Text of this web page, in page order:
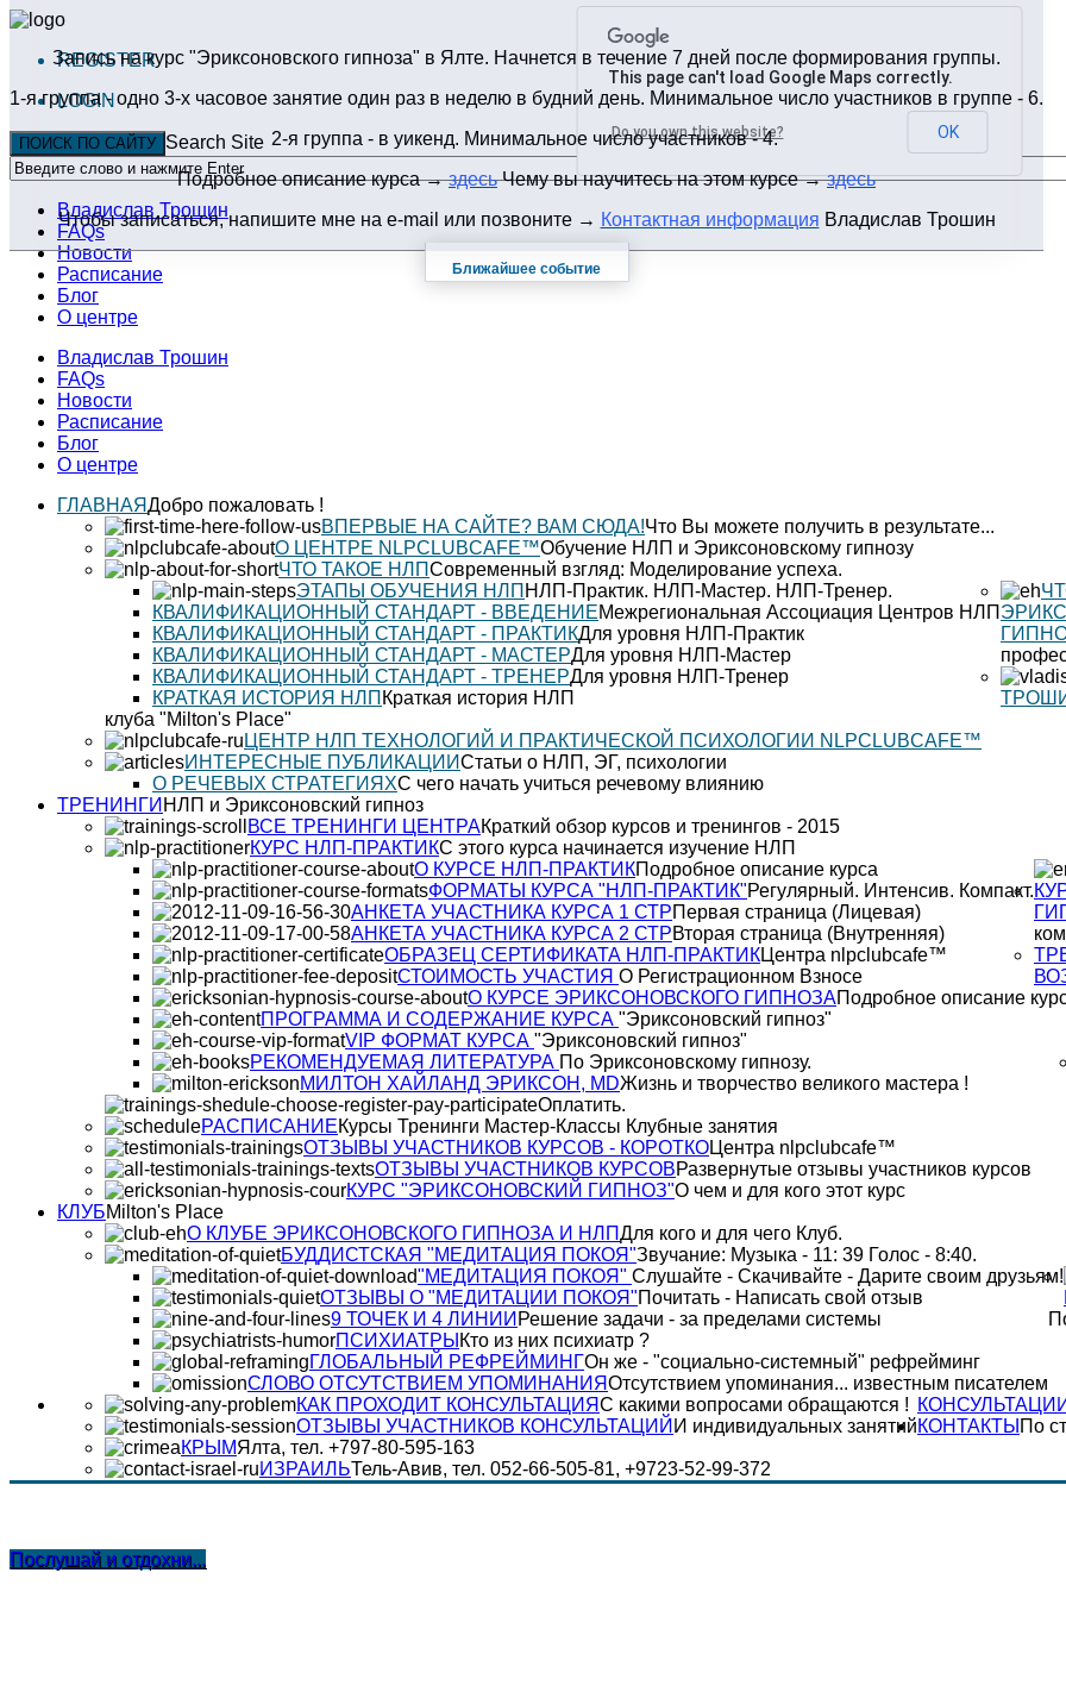
Запись на курс "Эриксоновского гипноза" в Ялте. Начнется в течение 7 дней после формирования группы.
1-я группа - одно 3-х часовое занятие один раз в неделю в будний день. Минимальное число участников в группе - 6.
2-я группа - в уикенд. Минимальное число участников - 4.
Подробное описание курса →здесь Чему вы научитесь на этом курсе →здесь
Чтобы записаться, напишите мне на e-mail или позвоните → Контактная информация Владислав Трошин
Ближайшее событие
REGISTER
LOGIN
ПОИСК ПО САЙТУ Search Site
Владислав Трошин
FAQs
Новости
Расписание
Блог
О центре
Владислав Трошин
FAQs
Новости
Расписание
Блог
О центре
ГЛАВНАЯДобро пожаловать !
ВПЕРВЫЕ НА САЙТЕ? ВАМ СЮДА!Что Вы можете получить в результате...
О ЦЕНТРЕ NLPCLUBCAFE™Обучение НЛП и Эриксоновскому гипнозу
ЧТО ТАКОЕ НЛПСовременный взгляд: Моделирование успеха.
ЭТАПЫ ОБУЧЕНИЯ НЛП НЛП-Практик. НЛП-Мастер. НЛП-Тренер.
КВАЛИФИКАЦИОННЫЙ СТАНДАРТ - ВВЕДЕНИЕМежрегиональная Ассоциация Центров НЛП
КВАЛИФИКАЦИОННЫЙ СТАНДАРТ - ПРАКТИКДля уровня НЛП-Практик
КВАЛИФИКАЦИОННЫЙ СТАНДАРТ - МАСТЕРДля уровня НЛП-Мастер
КВАЛИФИКАЦИОННЫЙ СТАНДАРТ - ТРЕНЕРДля уровня НЛП-Тренер
КРАТКАЯ ИСТОРИЯ НЛП Краткая история НЛП
клуба "Milton's Place"
ЦЕНТР НЛП ТЕХНОЛОГИЙ И ПРАКТИЧЕСКОЙ ПСИХОЛОГИИ NLPCLUBCAFE™
ИНТЕРЕСНЫЕ ПУБЛИКАЦИИСтатьи о НЛП, ЭГ, психологии
О РЕЧЕВЫХ СТРАТЕГИЯХС чего начать учиться речевому влиянию
ТРЕНИНГИ НЛП и Эриксоновский гипноз
ВСЕ ТРЕНИНГИ ЦЕНТРАКраткий обзор курсов и тренингов - 2015
КУРС НЛП-ПРАКТИКС этого курса начинается изучение НЛП
О КУРСЕ НЛП-ПРАКТИКПодробное описание курса
ФОРМАТЫ КУРСА "НЛП-ПРАКТИК"Регулярный. Интенсив. Компакт.
АНКЕТА УЧАСТНИКА КУРСА 1 СТРПервая страница (Лицевая)
АНКЕТА УЧАСТНИКА КУРСА 2 СТРВторая страница (Внутренняя)
ОБРАЗЕЦ СЕРТИФИКАТА НЛП-ПРАКТИКЦентра nlpclubcafe™
СТОИМОСТЬ УЧАСТИЯ О Регистрационном Взносе
О КУРСЕ ЭРИКСОНОВСКОГО ГИПНОЗАПодробное описание
ПРОГРАММА И СОДЕРЖАНИЕ КУРСА "Эриксоновский гипноз"
VIP ФОРМАТ КУРСА "Эриксоновский гипноз"
РЕКОМЕНДУЕМАЯ ЛИТЕРАТУРА По Эриксоновскому гипнозу.
МИЛТОН ХАЙЛАНД ЭРИКСОН, MDЖизнь и творчество великого мастера !
Оплатить.
РАСПИСАНИЕКурсы Тренинги Мастер-Классы Клубные занятия
ОТЗЫВЫ УЧАСТНИКОВ КУРСОВ - КОРОТКОЦентра nlpclubcafe™
ОТЗЫВЫ УЧАСТНИКОВ КУРСОВРазвернутые отзывы участников курсов
КУРС "ЭРИКСОНОВСКИЙ ГИПНОЗ"О чем и для кого этот курс
КЛУБMilton's Place
О КЛУБЕ ЭРИКСОНОВСКОГО ГИПНОЗА И НЛПДля кого и для чего Клуб.
БУДДИСТСКАЯ "МЕДИТАЦИЯ ПОКОЯ"Звучание: Музыка - 11: 39 Голос - 8:40.
"МЕДИТАЦИЯ ПОКОЯ" Слушайте - Скачивайте - Дарите своим друзьям!
ОТЗЫВЫ О "МЕДИТАЦИИ ПОКОЯ"Почитать - Написать свой отзыв
9 ТОЧЕК И 4 ЛИНИИ Решение задачи - за пределами системы
ПСИХИАТРЫ Кто из них психиатр ?
ГЛОБАЛЬНЫЙ РЕФРЕЙМИНГОн же - "социально-системный" рефрейминг
СЛОВО ОТСУТСТВИЕМ УПОМИНАНИЯОтсутствием упоминания... известным писателем
КОНСУЛЬТАЦИИ
КАК ПРОХОДИТ КОНСУЛЬТАЦИЯС какими вопросами обращаются !
ОТЗЫВЫ УЧАСТНИКОВ КОНСУЛЬТАЦИЙ И индивидуальных занятийКОНТАКТЫ По
КРЫМЯлта, тел. +797-80-595-163
ИЗРАИЛЬТель-Авив, тел. 052-66-505-81, +9723-52-99-372
Послушай и отдохни...
This page can't load Google Maps correctly.
Do you own this website? OK